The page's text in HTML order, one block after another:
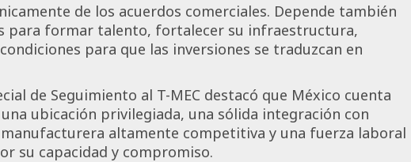
de los acuerdos comerciales. Depende también
para formar talento, fortalecer su infraestructura,
para que las inversiones se traduzcan en
de Seguimiento al T-MEC destacó que México cuenta
ubicación privilegiada, una sólida integración con
altamente competitiva y una fuerza laboral
su capacidad y compromiso.